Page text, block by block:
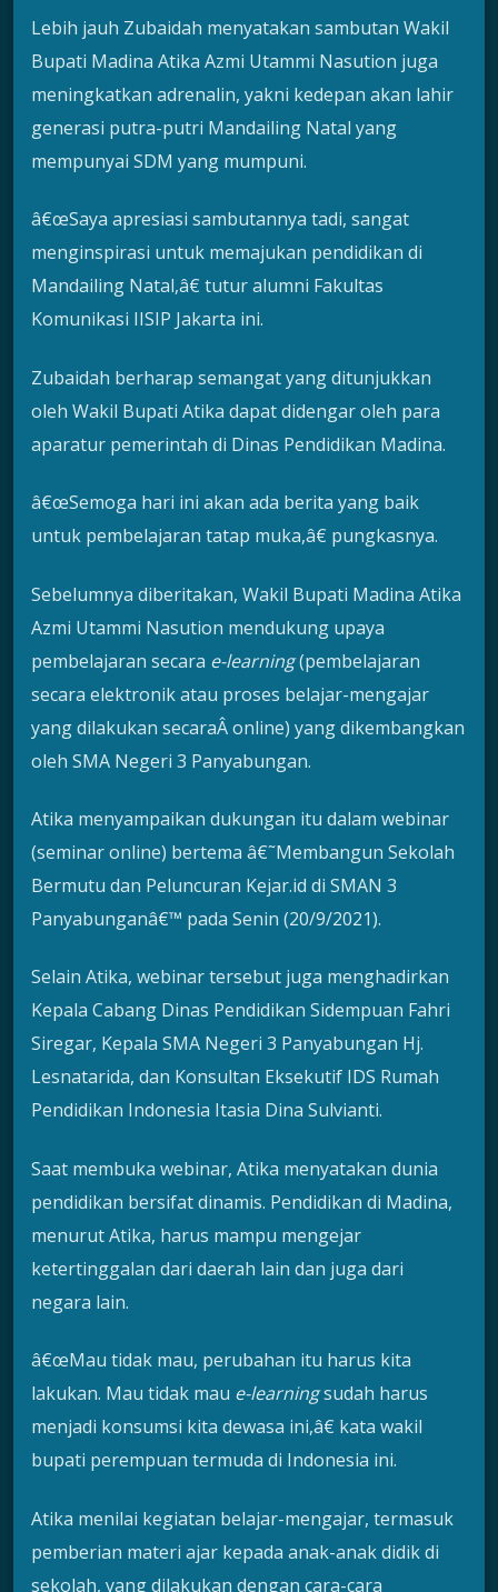
Lebih jauh Zubaidah menyatakan sambutan Wakil
Bupati Madina Atika Azmi Utammi Nasution juga
meningkatkan adrenalin, yakni kedepan akan lahir
generasi putra-putri Mandailing Natal yang
mempunyai SDM yang mumpuni.
â€œSaya apresiasi sambutannya tadi, sangat
menginspirasi untuk memajukan pendidikan di
Mandailing Natal,â€ tutur alumni Fakultas
Komunikasi IISIP Jakarta ini.
Zubaidah berharap semangat yang ditunjukkan
oleh Wakil Bupati Atika dapat didengar oleh para
aparatur pemerintah di Dinas Pendidikan Madina.
â€œSemoga hari ini akan ada berita yang baik
untuk pembelajaran tatap muka,â€ pungkasnya.
Sebelumnya diberitakan, Wakil Bupati Madina Atika
Azmi Utammi Nasution mendukung upaya
pembelajaran secara e-learning(pembelajaran
secara elektronik atau proses belajar-mengajar
yang dilakukan secaraÂ online) yang dikembangkan
oleh SMA Negeri 3 Panyabungan.
Atika menyampaikan dukungan itu dalam webinar
(seminar online) bertema â€˜Membangun Sekolah
Bermutu dan Peluncuran Kejar.id di SMAN 3
Panyabunganâ€™ pada Senin (20/9/2021).
Selain Atika, webinar tersebut juga menghadirkan
Kepala Cabang Dinas Pendidikan Sidempuan Fahri
Siregar, Kepala SMA Negeri 3 Panyabungan Hj.
Lesnatarida, dan Konsultan Eksekutif IDS Rumah
Pendidikan Indonesia Itasia Dina Sulvianti.
Saat membuka webinar, Atika menyatakan dunia
pendidikan bersifat dinamis. Pendidikan di Madina,
menurut Atika, harus mampu mengejar
ketertinggalan dari daerah lain dan juga dari
negara lain.
â€œMau tidak mau, perubahan itu harus kita
lakukan. Mau tidak mau e-learningsudah harus
menjadi konsumsi kita dewasa ini,â€ kata wakil
bupati perempuan termuda di Indonesia ini.
Atika menilai kegiatan belajar-mengajar, termasuk
pemberian materi ajar kepada anak-anak didik di
sekolah, yang dilakukan dengan cara-cara